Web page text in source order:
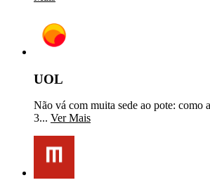
UOL
Não vá com muita sede ao pote: como
3... Ver Mais